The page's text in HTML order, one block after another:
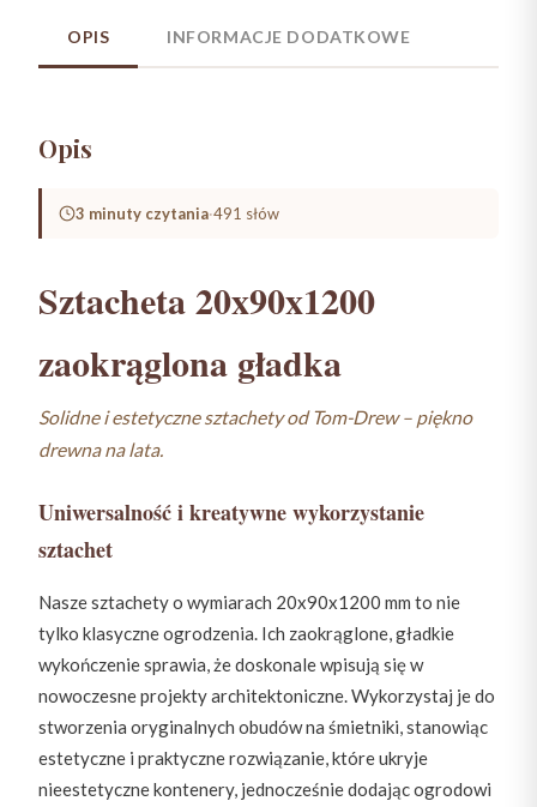
OPIS INFORMACJE DODATKOWE
Opis
3 minuty czytania·491 słów
Sztacheta 20x90x1200
zaokrąglona gładka
Solidne i estetyczne sztachety od Tom-Drew – piękno
drewna na lata.
Uniwersalność i kreatywne wykorzystanie
sztachet
Nasze sztachety o wymiarach 20x90x1200 mm to nie
tylko klasyczne ogrodzenia. Ich zaokrąglone, gładkie
wykończenie sprawia, że doskonale wpisują się w
nowoczesne projekty architektoniczne. Wykorzystaj je do
stworzenia oryginalnych obudów na śmietniki, stanowiąc
estetyczne i praktyczne rozwiązanie, które ukryje
nieestetyczne kontenery, jednocześnie dodając ogrodowi